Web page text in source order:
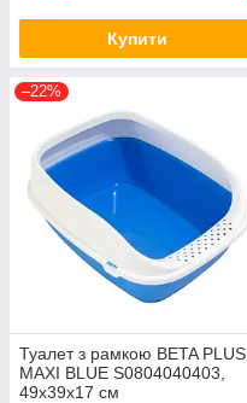
Купити
–22%
Туалет з рамкою BETA PLUS
MAXI BLUE S0804040403,
49x39x17 см